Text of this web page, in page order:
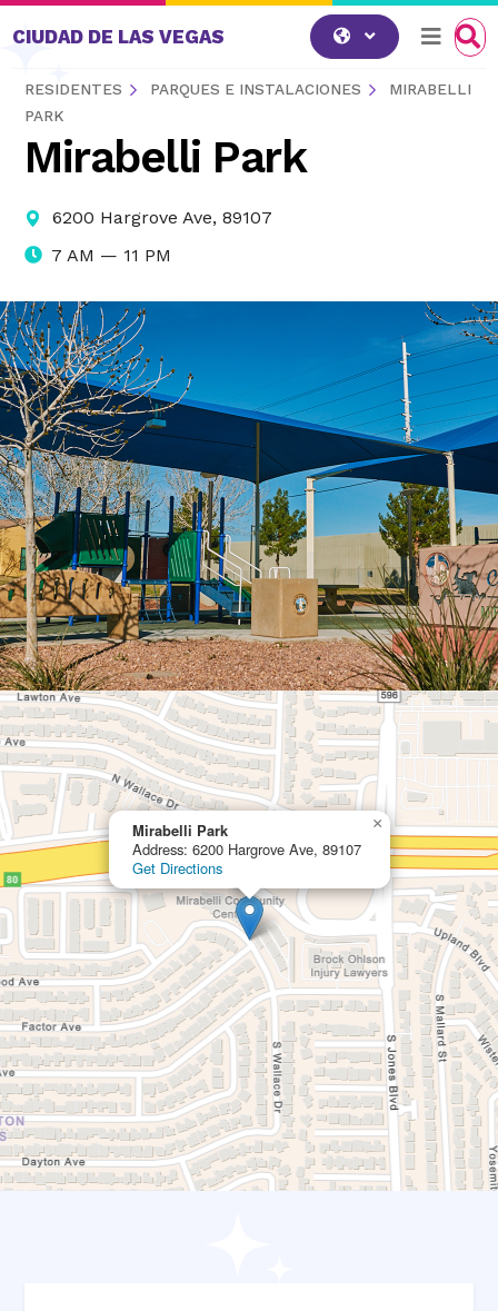
Saltar al contenido
CIUDAD DE LAS VEGAS
RESIDENTES PARQUES E INSTALACIONES
MIRABELLI
PARK
Mirabelli Park
6200 Hargrove Ave, 89107
7 AM — 11 PM
Mirabelli Park
Address: 6200 Hargrove Ave, 89107
Get Directions
×